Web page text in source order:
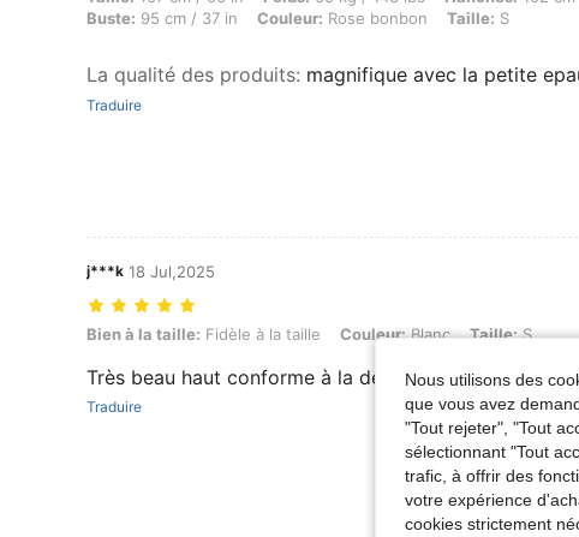
Buste: 95 cm / 37 in Couleur: Rose bonbon Taille: S
La qualité des produits: magnifique avec la petite
Traduire
j***k 18 Jul,2025
Bien à la taille: Fidèle à la taille, Couleur: Blanc, Taille: S
Bien à la taille: Fidèle à la taille Couleur:Blanc Taille:S
Très beau haut conforme à la description je
Traduire
Nous utilisons des
que vous avez
"Tout rejeter", "Tout
sélectionnant "Tout
trafic, à offrir des
votre expérience
cookies strictement